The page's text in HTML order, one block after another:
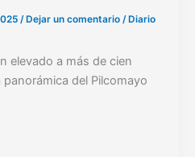
/ Dejar un comentario / Diario
elevado a más de cien
del Pilcomayo